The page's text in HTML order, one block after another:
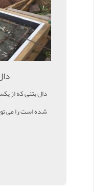
دال بتنی که از
شده است را می